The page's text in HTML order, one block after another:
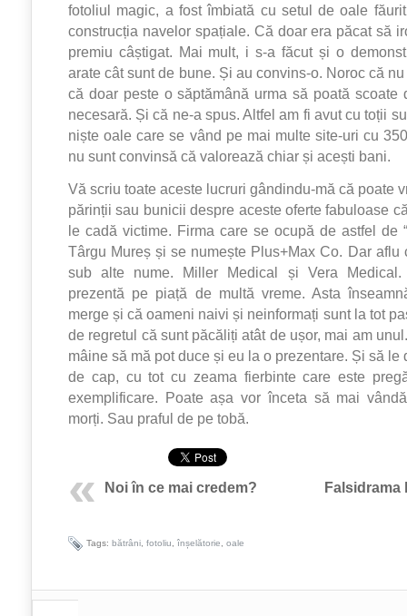
fotoliul magic, a fost îmbiată cu setul de oale
construcția navelor spațiale. Că doar era păcat să
premiu câștigat. Mai mult, i s-a făcut și o
arate cât sunt de bune. Și au convins-o. Noroc că
că doar peste o săptămână urma să poată scoate
necesară. Și că ne-a spus. Altfel am fi avut cu toții
niște oale care se vând pe mai multe site-uri cu
nu sunt convinsă că valorează chiar și acești bani.
Vă scriu toate aceste lucruri gândindu-mă că poate
părinții sau bunicii despre aceste oferte fabuloase
le cadă victime. Firma care se ocupă de astfel de
Târgu Mureș și se numește Plus+Max Co. Dar aflu
sub alte nume. Miller Medical și Vera
prezentă pe piață de multă vreme. Asta
merge și că oameni naivi și neinformați sunt la tot
de regretul că sunt păcăliți atât de ușor, mai am
mâine să mă pot duce și eu la o prezentare. Și să le
de cap, cu tot cu zeama fierbinte care este
exemplificare. Poate așa vor înceta să mai
morți. Sau praful de pe tobă.
Noi în ce mai credem? Falsidrama
Tags: bătrâni fotoliu înșelătorie oale